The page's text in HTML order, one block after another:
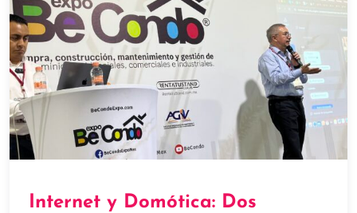
Internet y Domótica: Dos